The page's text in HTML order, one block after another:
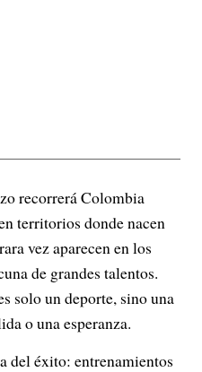
recorrerá Colombia
territorios donde nacen
vez aparecen en los
de grandes talentos.
solo un deporte, sino una
o una esperanza.
del éxito: entrenamientos